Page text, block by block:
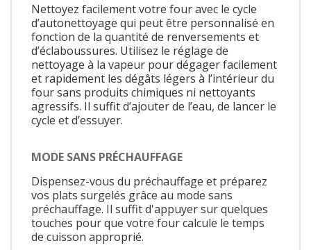
Nettoyez facilement votre four avec le cycle
d’autonettoyage qui peut être personnalisé en
fonction de la quantité de renversements et
d’éclaboussures. Utilisez le réglage de
nettoyage à la vapeur pour dégager facilement
et rapidement les dégâts légers à l’intérieur du
four sans produits chimiques ni nettoyants
agressifs. Il suffit d’ajouter de l’eau, de lancer le
cycle et d’essuyer.
MODE SANS PRÉCHAUFFAGE
Dispensez-vous du préchauffage et préparez
vos plats surgelés grâce au mode sans
préchauffage. Il suffit d'appuyer sur quelques
touches pour que votre four calcule le temps
de cuisson approprié.